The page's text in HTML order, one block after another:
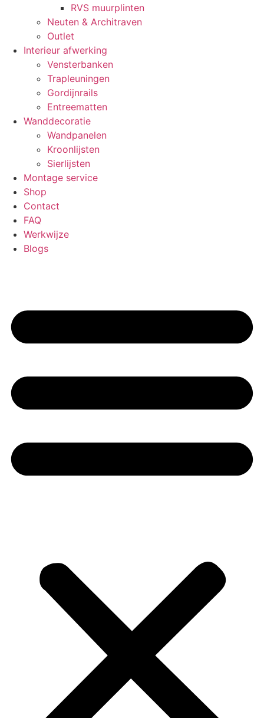
RVS muurplinten
Neuten & Architraven
Outlet
Interieur afwerking
Vensterbanken
Trapleuningen
Gordijnrails
Entreematten
Wanddecoratie
Wandpanelen
Kroonlijsten
Sierlijsten
Montage service
Shop
Contact
FAQ
Werkwijze
Blogs